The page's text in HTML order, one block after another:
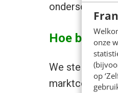
onze
op
onderscheidt:
Hoe bied je
We stellen dat
marktconform